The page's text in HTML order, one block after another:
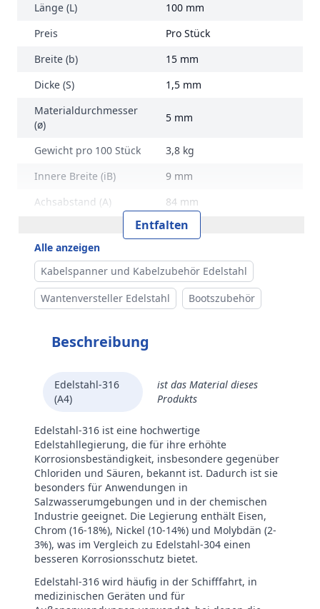
Länge (L)
100 mm
Preis
Pro Stück
Breite (b)
15 mm
Dicke (S)
1,5 mm
Materialdurchmesser
(ø)
5 mm
Gewicht pro 100 Stück
3,8 kg
Innere Breite (iB)
9 mm
Achsabstand (A)
84 mm
RVS Edelstahl
Entfalten
Alle anzeigen
Kabelspanner und Kabelzubehör Edelstahl
Wantenversteller Edelstahl
Bootszubehör
Beschreibung
Edelstahl-316
(A4)
ist das Material dieses
Produkts
Edelstahl-316 ist eine hochwertige
Edelstahllegierung, die für ihre erhöhte
Korrosionsbeständigkeit, insbesondere gegenüber
Chloriden und Säuren, bekannt ist. Dadurch ist sie
besonders für Anwendungen in
Salzwasserumgebungen und in der chemischen
Industrie geeignet. Die Legierung enthält Eisen,
Chrom (16-18%), Nickel (10-14%) und Molybdän (2-
3%), was im Vergleich zu Edelstahl-304 einen
besseren Korrosionsschutz bietet.
Edelstahl-316 wird häufig in der Schifffahrt, in
medizinischen Geräten und für